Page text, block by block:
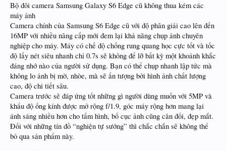
Bộ đôi camera Samsung Galaxy S6 Edge cũ không thua kém các
máy ảnh
Camera chính của Samsung S6 Edge cũ với độ phân giải cao lên đến
16MP với nhiều nâng cấp mới đem lại khả năng chụp ảnh chuyên
nghiệp cho máy. Máy có chế độ chống rung quang học cực tốt và tốc
độ lấy nét siêu nhanh chỉ 0.7s sẽ không để lỡ bất kỳ một khoảnh khắc
đáng nhớ nào của người sử dụng. Bạn có thể chụp nhanh lập tức mà
không lo ảnh bị mờ, nhòe, mà sẽ ấn tượng bởi hình ảnh chất lượng
cao, độ chi tiết sâu.
Camera trước sẽ đáp ứng tốt những gì người dùng muốn với 5MP và
khẩu độ ống kính được mở rộng f/1.9, góc máy rộng hơn mang lại
ánh sáng nhiều hơn cho tấm hình, bố cục ảnh cũng cân đối, đẹp mắt.
Đối với những tín đồ “nghiện tự sướng” thì chắc chắn sẽ không thể
bỏ qua sản phẩm này.